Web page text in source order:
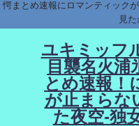
愕まとめ速報にロマンティック
見
ユキミッフ
目襲名火浦
とめ速報！
が止まらな
た夜空-独